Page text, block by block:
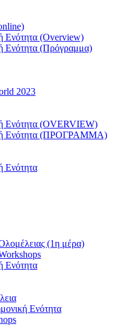
Ενότητα (Overview)
Ενότητα (Πρόγραμμα)
2023
Ενότητα (OVERVIEW)
Ενότητα (ΠΡΟΓΡΑΜΜΑ)
Ενότητα
(1η μέρα)
Ενότητα
Ενότητα